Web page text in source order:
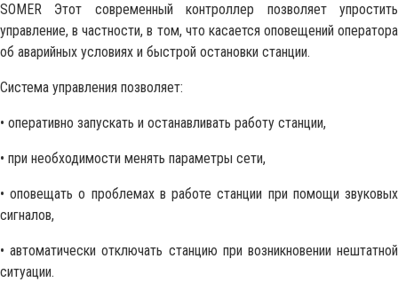
SOMER Этот современный контроллер позволяет упростить
управление, в частности, в том, что касается оповещений оператора
об аварийных условиях и быстрой остановки станции.
Система управления позволяет:
• оперативно запускать и останавливать работу станции,
• при необходимости менять параметры сети,
• оповещать о проблемах в работе станции при помощи звуковых
сигналов,
• автоматически отключать станцию при возникновении нештатной
ситуации.